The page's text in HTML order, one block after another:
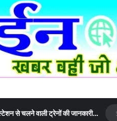
से चलने वाली ट्रेनों की जानकारी…